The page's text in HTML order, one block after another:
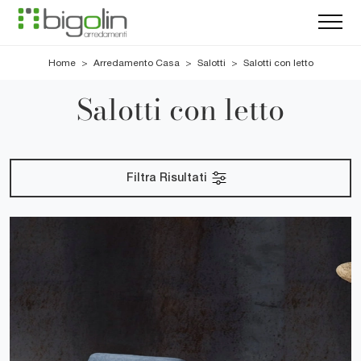
Home > Arredamento Casa > Salotti > Salotti con letto
Salotti con letto
Filtra Risultati